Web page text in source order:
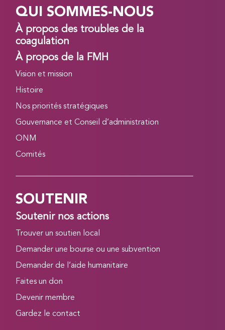
QUI SOMMES-NOUS
À propos des troubles de la
coagulation
À propos de la FMH
Vision et mission
Histoire
Nos priorités stratégiques
Gouvernance et Conseil d’administration
ONM
Comités
SOUTENIR
Soutenir nos actions
Trouver un soutien local
Demander une bourse ou une subvention
Demander de l’aide humanitaire
Faites un don
Devenir membre
Gardez le contact